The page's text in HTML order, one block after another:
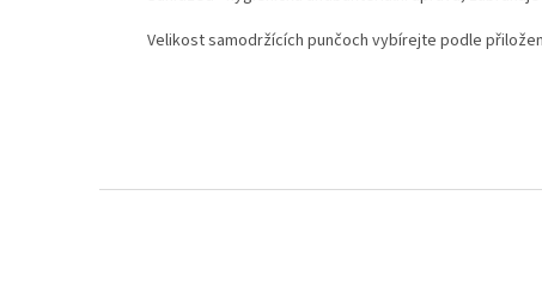
Velikost samodržících punčoch vybírejte podle